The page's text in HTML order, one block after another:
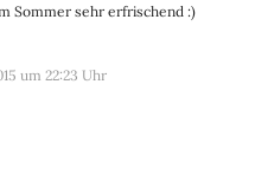
Sommer sehr erfrischend :)
um 22:23 Uhr